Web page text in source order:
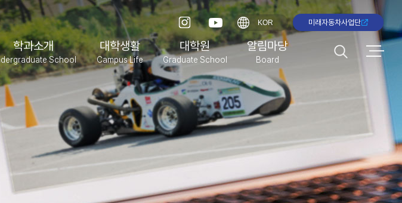
KOR 미래자동차사업단
학과소개
School
대학생활
Campus Life
대학원
Graduate School
알림마당
Board